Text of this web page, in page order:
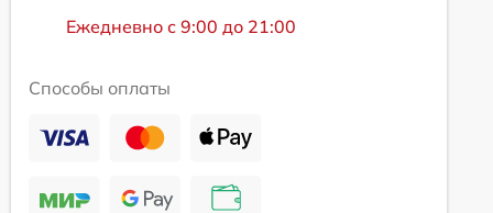
Ежедневно с 9:00 до 21:00
Способы оплаты